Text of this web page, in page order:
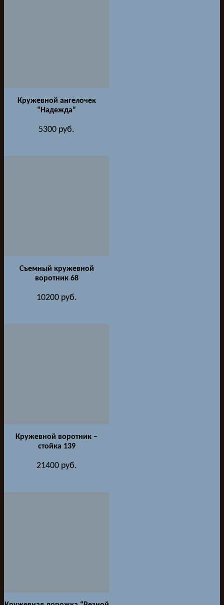
Кружевной ангелочек
“Надежда”
5300 руб.
Съемный кружевной
воротник 68
10200руб.
Кружевной воротник –
стойка 139
21400руб.